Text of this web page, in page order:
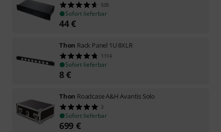
505
Sofort lieferbar
44€
Thon Rack Panel 1U 8XLR
1114
Sofort lieferbar
8€
Thon Roadcase A&H Avantis Solo
3
Sofort lieferbar
699 €